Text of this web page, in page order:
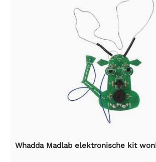
Whadda Madlab elektronische kit